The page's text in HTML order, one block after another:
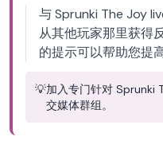
与 Sprunki The Joy
从其他玩家那里获得
的提示可以帮助您提
💡加入专门针对 Sprunki
交媒体群组。